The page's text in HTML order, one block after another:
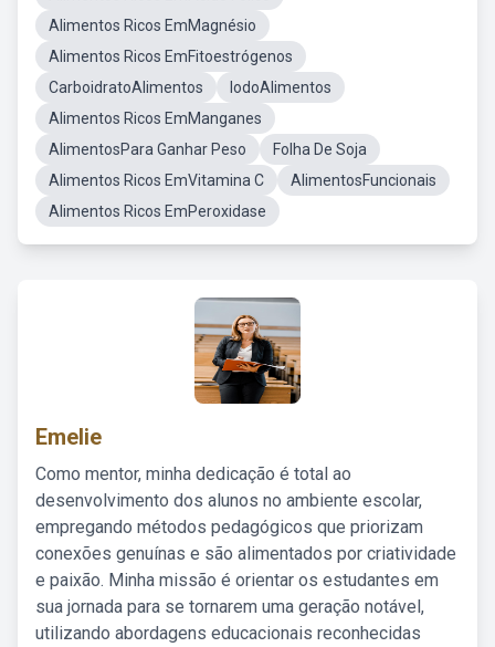
Alimentos Ricos EmMagnésio
Alimentos Ricos EmFitoestrógenos
CarboidratoAlimentos
IodoAlimentos
Alimentos Ricos EmManganes
AlimentosPara Ganhar Peso
Folha De Soja
Alimentos Ricos EmVitamina C
AlimentosFuncionais
Alimentos Ricos EmPeroxidase
Emelie
Como mentor, minha dedicação é total ao
desenvolvimento dos alunos no ambiente escolar,
empregando métodos pedagógicos que priorizam
conexões genuínas e são alimentados por criatividade
e paixão. Minha missão é orientar os estudantes em
sua jornada para se tornarem uma geração notável,
utilizando abordagens educacionais reconhecidas